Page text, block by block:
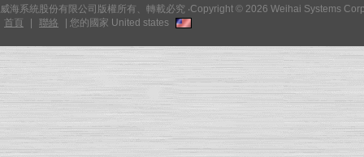
威海系統股份有限公司版權所有、轉載必究 ‧Copyright © 2026 Weihai Systems
首頁
聯絡 您的國家 United states